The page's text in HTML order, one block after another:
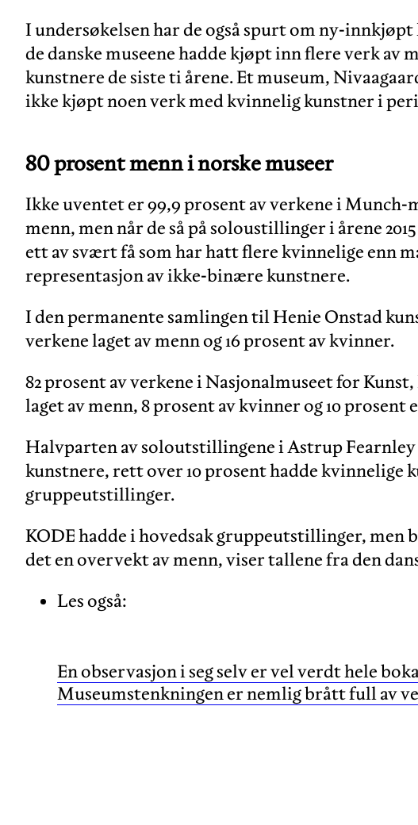
I undersøkelsen har de også spurt om ny-
de danske museene hadde kjøpt inn flere verk av
kunstnere de siste ti årene. Et museum,
ikke kjøpt noen verk med kvinnelig kunstner i
80 prosent menn i norske museer
Ikke uventet er 99,9 prosent av verkene i Munch-
menn, men når de så på soloustillinger i årene
ett av svært få som har hatt flere kvinnelige enn
representasjon av ikke-binære kunstnere.
I den permanente samlingen til Henie Onstad
verkene laget av menn og 16 prosent av kvinner.
82 prosent av verkene i Nasjonalmuseet for
laget av menn, 8 prosent av kvinner og 10 prosent
Halvparten av soloutstillingene i Astrup
kunstnere, rett over 10 prosent hadde kvinnelige
gruppeutstillinger.
KODE hadde i hovedsak gruppeutstillinger, men
det en overvekt av menn, viser tallene fra den
Les også:
En observasjon i seg selv er vel verdt hele
Museumstenkningen er nemlig brått full av